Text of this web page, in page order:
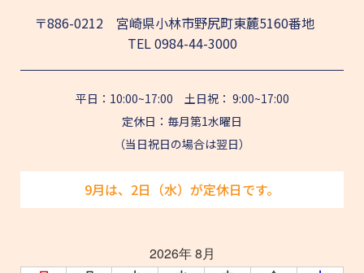
〒886-0212 宮崎県小林市野尻町東麓5160番地
TEL0984-44-3000
平日：10:00~17:00 土日祝： 9:00~17:00
定休日：毎月第1水曜日
（当日祝日の場合は翌日）
9月は、2日（水）が定休日です。
2026年 8月